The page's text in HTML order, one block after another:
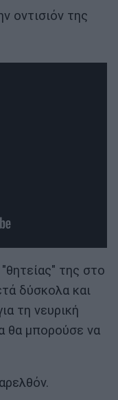
οντισιόν της
της στο
δύσκολα και
τη νευρική
θα μπορούσε να